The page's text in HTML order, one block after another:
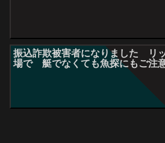
振込詐欺被害者になりました リ
場で 艇でなくても魚探にもご注